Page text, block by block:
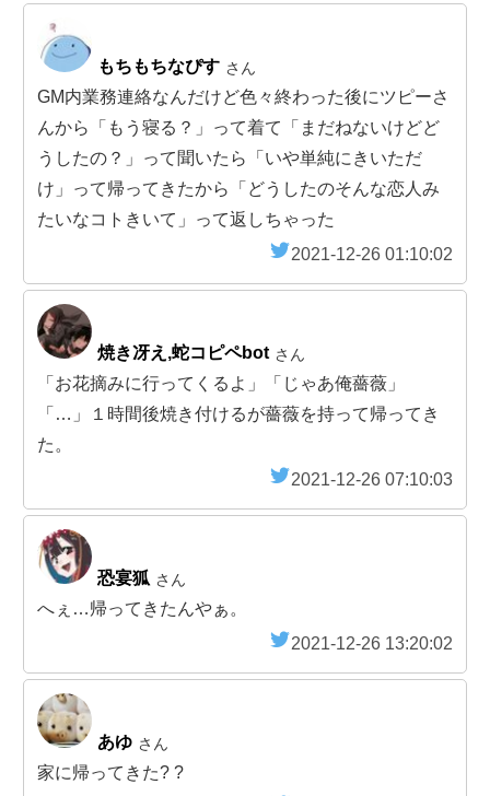
もちもちなぴす さん
GM内業務連絡なんだけど色々終わった後にツピーさ
んから「もう寝る？」って着て「まだねないけどど
うしたの？」って聞いたら「いや単純にきいただ
け」って帰ってきたから「どうしたのそんな恋人み
たいなコトきいて」って返しちゃった
2021-12-26 01:10:02
焼き冴え,蛇コピペbot さん
「お花摘みに行ってくるよ」「じゃあ俺薔薇」
「…」１時間後焼き付けるが薔薇を持って帰ってき
た。
2021-12-26 07:10:03
恐宴狐 さん
へぇ…帰ってきたんやぁ。
2021-12-26 13:20:02
あゆ さん
家に帰ってきた? ?